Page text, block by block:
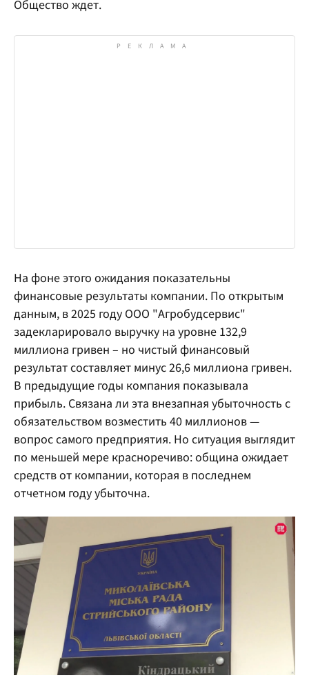
Общество ждет.
На фоне этого ожидания показательны
финансовые результаты компании. По открытым
данным, в 2025 году ООО "Агробудсервис"
задекларировало выручку на уровне 132,9
миллиона гривен – но чистый финансовый
результат составляет минус 26,6 миллиона гривен.
В предыдущие годы компания показывала
прибыль. Связана ли эта внезапная убыточность с
обязательством возместить 40 миллионов —
вопрос самого предприятия. Но ситуация выглядит
по меньшей мере красноречиво: община ожидает
средств от компании, которая в последнем
отчетном году убыточна.